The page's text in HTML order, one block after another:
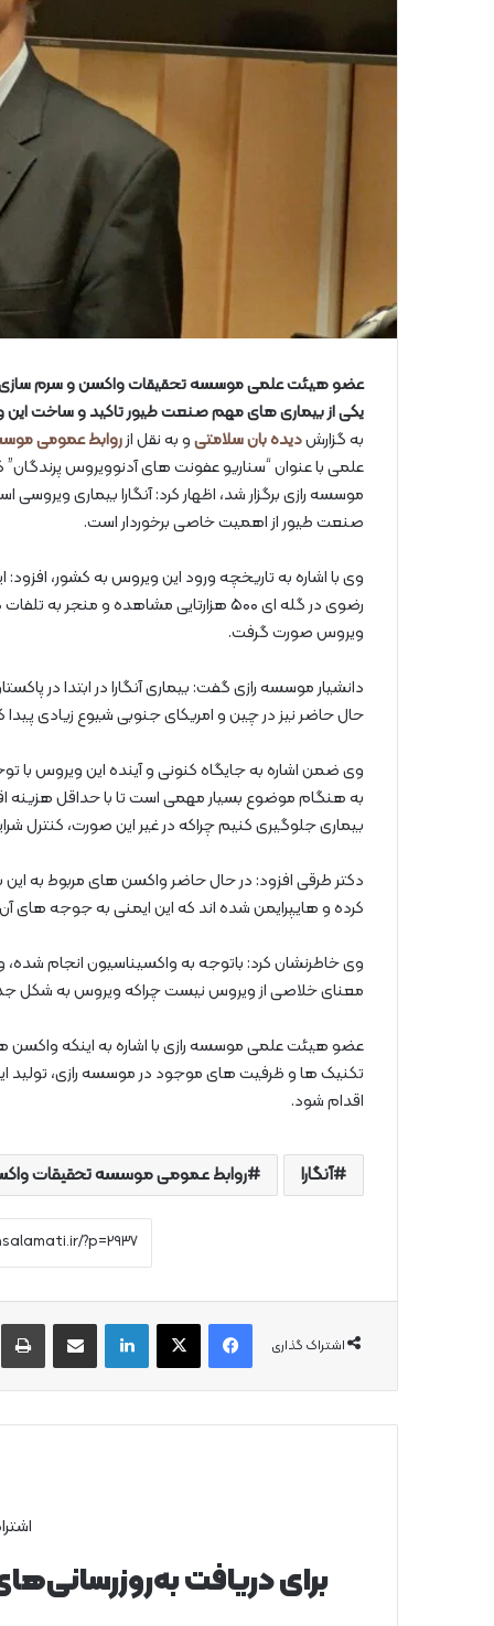
عضو هیئت علمی موسسه تحقیقات واکسن و سرم سازی
یکی از بیماری های مهم صنعت طیور تاکید و ساخت این
به گزارشدیده بان سلامتیو به نقل ازروابط عمومی
علمی با عنوان “سناریو عفونت های آدنوویروس
موسسه رازی برگزار شد، اظهار کرد: آنگارا بیماری
صنعت طیور از اهمیت خاصی برخوردار است.
ویروس صورت گرفت.
دانشیار موسسه رازی گفت: بیماری آنگارا در ابتدا در
حال حاضر نیز در چین و امریکای جنوبی شیوع زیادی
به هنگام موضوع بسیار مهمی است تا با حداقل هزینه
بیماری جلوگیری کنیم چراکه در غیر این صورت،
دکتر طرقی افزود: در حال حاضر واکسن های مربوط به
کرده و هایپرایمن شده اند که این ایمنی به جوجه های
وی خاطرنشان کرد: باتوجه به واکسیناسیون انجام
معنای خلاصی از ویروس نیست چراکه ویروس به شکل
عضو هیئت علمی موسسه رازی با اشاره به اینکه واکسن
تکنیک ها و ظرفیت های موجود در موسسه رازی، تولید
اقدام شود.
آنگارا روابط عمومی موسسه تحقیقات
اشتراک گذاری
فیس بوک لینکدین از طریق ایمیل به اشتراک بگذارید
برای دریافت